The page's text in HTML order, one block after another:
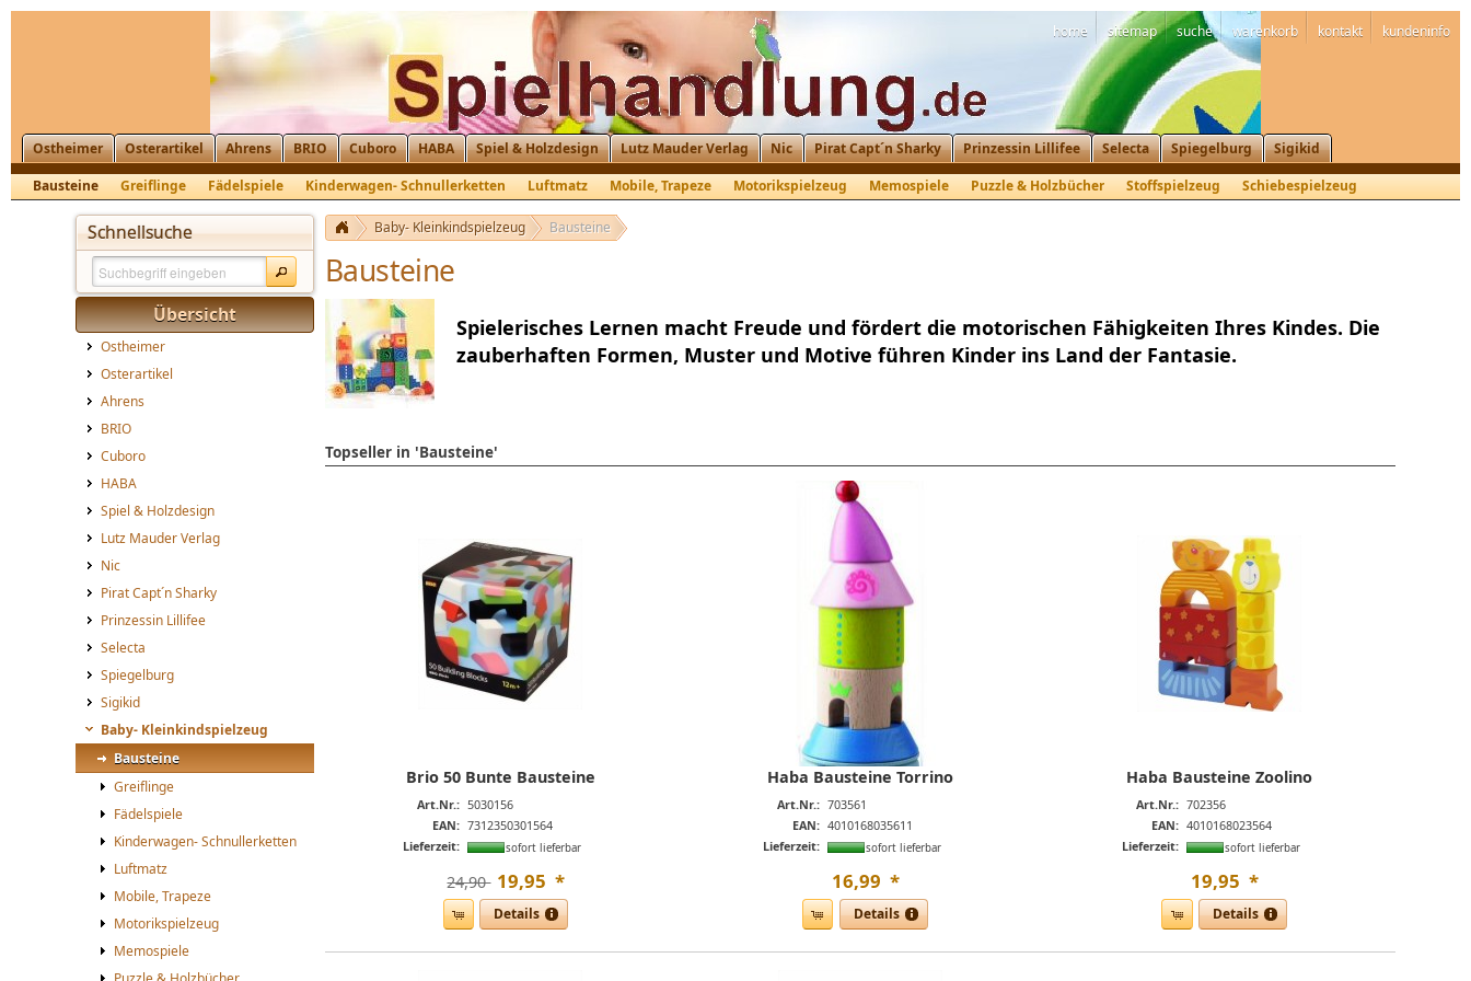
home sitemap suche warenkorb kontakt kundeninfo
Ostheimer Osterartikel Ahrens BRIO Cuboro HABA Spiel & Holzdesign Lutz Mauder Verlag Nic Pirat Capt´n Sharky Prinzessin Lillifee Selecta Spiegelburg
Sigikid
Bausteine
Greiflinge Fädelspiele Kinderwagen- Schnullerketten Luftmatz Mobile, Trapeze Motorikspielzeug Memospiele Puzzle & Holzbücher Stoffspielzeug Schiebespielzeug
Schnellsuche
Übersicht
Ostheimer
Osterartikel
Ahrens
BRIO
Cuboro
HABA
Spiel & Holzdesign
Lutz Mauder Verlag
Nic
Pirat Capt´n Sharky
Prinzessin Lillifee
Selecta
Spiegelburg
Sigikid
Baby- Kleinkindspielzeug
Bausteine
Greiflinge
Fädelspiele
Kinderwagen- Schnullerketten
Luftmatz
Mobile, Trapeze
Motorikspielzeug
Memospiele
Baby- Kleinkindspielzeug Bausteine
Bausteine
Spielerisches Lernen macht Freude und fördert die motorischen Fähigkeiten Ihres Kindes. Die
zauberhaften Formen, Muster und Motive führen Kinder ins Land der Fantasie.
Topseller in 'Bausteine'
Brio 50 Bunte Bausteine
Art.Nr.: 5030156
EAN: 7312350301564
Lieferzeit:
sofort lieferbar
24,90  19,95 *
Details
Haba Bausteine Torrino
Art.Nr.: 703561
EAN: 4010168035611
Lieferzeit:
sofort lieferbar
16,99 *
Details
Haba Bausteine Zoolino
Art.Nr.: 702356
EAN: 4010168023564
Lieferzeit:
sofort lieferbar
19,95 *
Details